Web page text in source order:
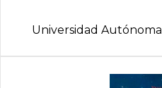
Universidad